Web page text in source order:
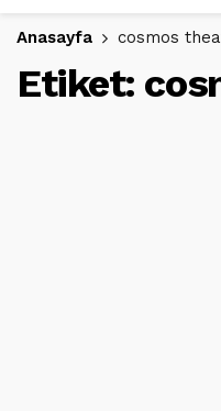
Anasayfa cosmos
Etiket: